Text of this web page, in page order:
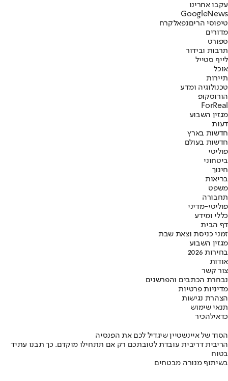
עקבו אחרינו
Googl eNews
טיפוסי הריםנפאלקרח
מדורים
ספורט
תרבות ובידור
לייף סטייל
אוכל
תיירות
טכנולוגיה ומדע
הורוסקופ
ForReal
מגזין השבוע
דעות
חדשות בארץ
חדשות בעולם
פוליטי
ביטחוני
חינוך
בריאות
משפט
תחבורה
פוליטי-מדיני
כללי ומידע
דף הבית
זמני כניסת וצאת שבת
מגזין השבוע
בחירות 2026
אודות
צור קשר
נבחרת הכתבים והפרשנים
מדיניות פרטיות
הצהרת נגישות
תנאי שימוש
כדאילהכיר
הסוד של איינשטיין שיגדיל לכם את הפנסיה
הריבית דריבית עובדת לטובתכם רק אם תתחילו מוקדם. כך תבנו עתיד
בטוח
בשיתוף מנורה מבטחים